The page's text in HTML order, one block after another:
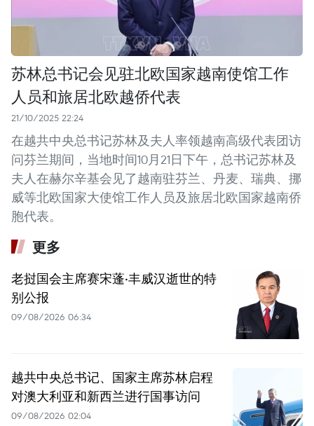
苏林总书记会见驻北欧国家越南使馆工作
人员和旅居北欧越侨代表
21/10/2025 22:24
在越共中央总书记苏林及夫人率领越南高级代表团访
问芬兰期间，当地时间10月21日下午，总书记苏林及
夫人在赫尔辛基会见了越南驻芬兰、丹麦、瑞典、挪
威等北欧国家大使馆工作人员及旅居北欧国家越南侨
胞代表。
更多
老挝国会主席赛宋蓬·丰威汉逝世的特
别公报
09/08/2026 06:34
越共中央总书记、国家主席苏林启程
对澳大利亚和新西兰进行国事访问
09/08/2026 02:04